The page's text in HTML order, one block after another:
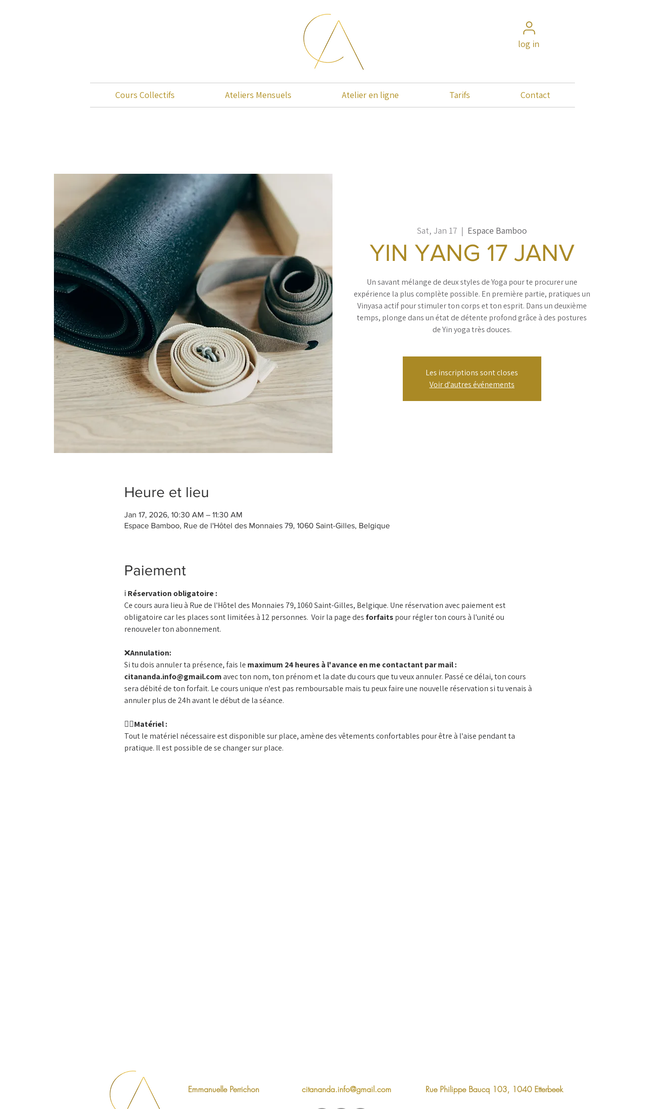
log in
Cours Collectifs Ateliers Mensuels Atelier en ligne Tarifs Contact
Sat, Jan 17
  |
Espace Bamboo
YIN YANG 17 JANV
Un savant mélange de deux styles de Yoga pour te procurer une
expérience la plus complète possible. En première partie, pratiques un
Vinyasa actif pour stimuler ton corps et ton esprit. Dans un deuxième
temps, plonge dans un état de détente profond grâce à des postures
de Yin yoga très douces.
Les inscriptions sont closes
Voir d'autres événements
Heure et lieu
Jan 17, 2026, 10:30 AM – 11:30 AM
Espace Bamboo, Rue de l'Hôtel des Monnaies 79, 1060 Saint-Gilles, Belgique
Paiement
ℹ️ Réservation obligatoire :
Ce cours aura lieu à Rue de l'Hôtel des Monnaies 79, 1060 Saint-Gilles, Belgique. Une réservation avec paiement est
obligatoire car les places sont limitées à 12 personnes.  Voir la page des forfaits pour régler ton cours à l'unité ou
renouveler ton abonnement.
❌Annulation:
Si tu dois annuler ta présence, fais le maximum 24 heures à l'avance en me contactant par mail :
citananda.info@gmail.com avec ton nom, ton prénom et la date du cours que tu veux annuler. Passé ce délai, ton cours
sera débité de ton forfait. Le cours unique n'est pas remboursable mais tu peux faire une nouvelle réservation si tu venais à
annuler plus de 24h avant le début de la séance.
🧘‍♀️Matériel :
Tout le matériel nécessaire est disponible sur place, amène des vêtements confortables pour être à l'aise pendant ta
pratique. Il est possible de se changer sur place.
Rue Philippe Baucq 103, 1040 Etterbeek
Emmanuelle Perrichon citananda.info@gmail.com